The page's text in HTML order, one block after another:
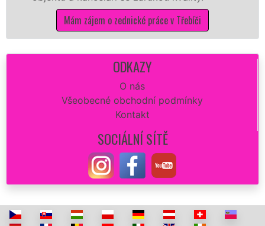
o zednické práce v Třebíči
ODKAZY
O nás
Všeobecné obchodní podmínky
Kontakt
SOCIÁLNÍ SÍTĚ